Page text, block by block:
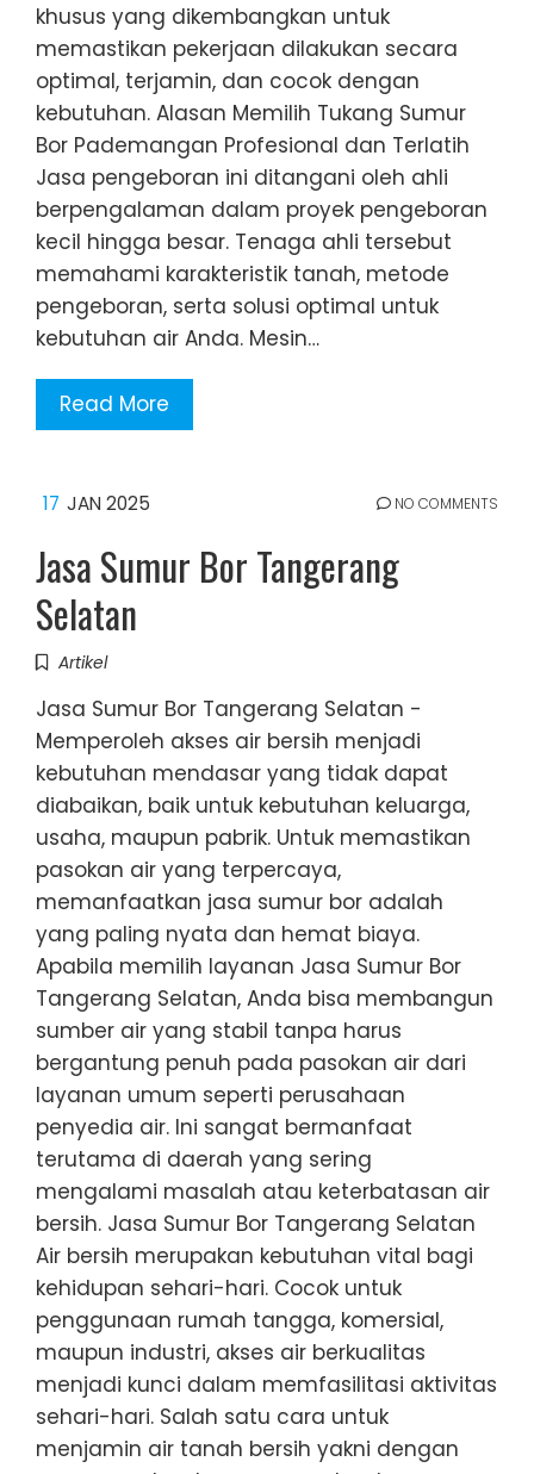
khusus yang dikembangkan untuk
memastikan pekerjaan dilakukan secara
optimal, terjamin, dan cocok dengan
kebutuhan. Alasan Memilih Tukang Sumur
Bor Pademangan Profesional dan Terlatih
Jasa pengeboran ini ditangani oleh ahli
berpengalaman dalam proyek pengeboran
kecil hingga besar. Tenaga ahli tersebut
memahami karakteristik tanah, metode
pengeboran, serta solusi optimal untuk
kebutuhan air Anda. Mesin…
Read More
17 JAN 2025 NO COMMENTS
Jasa Sumur Bor Tangerang
Selatan
Artikel
Jasa Sumur Bor Tangerang Selatan -
Memperoleh akses air bersih menjadi
kebutuhan mendasar yang tidak dapat
diabaikan, baik untuk kebutuhan keluarga,
usaha, maupun pabrik. Untuk memastikan
pasokan air yang terpercaya,
memanfaatkan jasa sumur bor adalah
yang paling nyata dan hemat biaya.
Apabila memilih layanan Jasa Sumur Bor
Tangerang Selatan, Anda bisa membangun
sumber air yang stabil tanpa harus
bergantung penuh pada pasokan air dari
layanan umum seperti perusahaan
penyedia air. Ini sangat bermanfaat
terutama di daerah yang sering
mengalami masalah atau keterbatasan air
bersih. Jasa Sumur Bor Tangerang Selatan
Air bersih merupakan kebutuhan vital bagi
kehidupan sehari-hari. Cocok untuk
penggunaan rumah tangga, komersial,
maupun industri, akses air berkualitas
menjadi kunci dalam memfasilitasi aktivitas
sehari-hari. Salah satu cara untuk
menjamin air tanah bersih yakni dengan